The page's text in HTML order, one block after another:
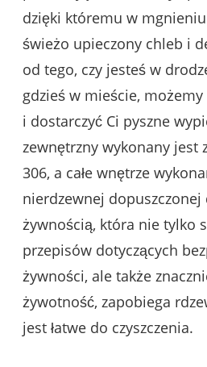
dzięki któremu w
świeżo upieczony chleb i
od tego, czy jesteś w
gdzieś w mieście,
i dostarczyć Ci pyszne
zewnętrzny wykonany jest
306, a całe wnętrze
nierdzewnej
żywnością, która nie tylko
przepisów dotyczących
żywności, ale także
żywotność, zapobiega
jest łatwe do czyszczenia.